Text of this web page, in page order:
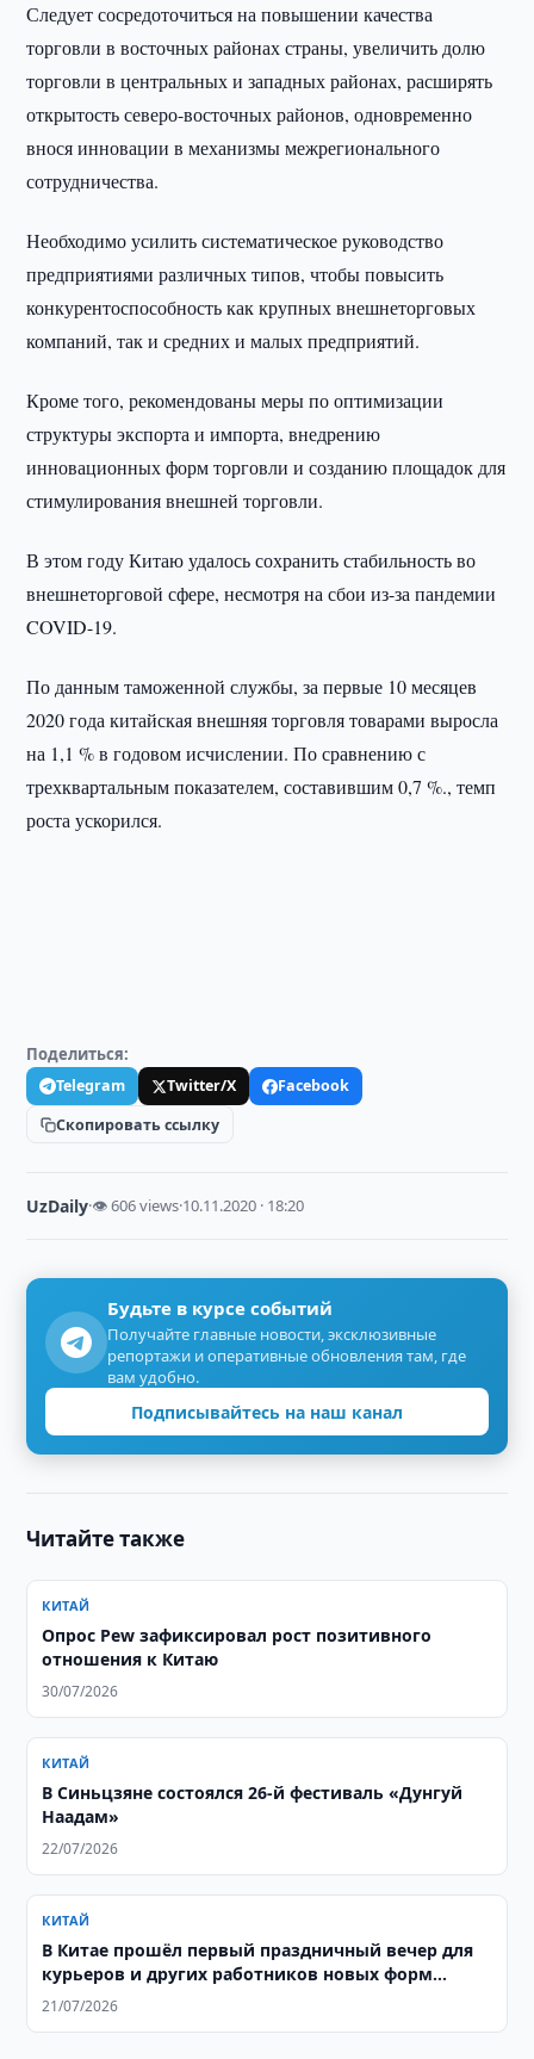
Следует сосредоточиться на повышении качества
торговли в восточных районах страны, увеличить долю
торговли в центральных и западных районах, расширять
открытость северо-восточных районов, одновременно
внося инновации в механизмы межрегионального
сотрудничества.
Необходимо усилить систематическое руководство
предприятиями различных типов, чтобы повысить
конкурентоспособность как крупных внешнеторговых
компаний, так и средних и малых предприятий.
Кроме того, рекомендованы меры по оптимизации
структуры экспорта и импорта, внедрению
инновационных форм торговли и созданию площадок для
стимулирования внешней торговли.
В этом году Китаю удалось сохранить стабильность во
внешнеторговой сфере, несмотря на сбои из-за пандемии
COVID-19.
По данным таможенной службы, за первые 10 месяцев
2020 года китайская внешняя торговля товарами выросла
на 1,1 % в годовом исчислении. По сравнению с
трехквартальным показателем, составившим 0,7 %., темп
роста ускорился.
Поделиться:
Telegram Twitter/X
Facebook
Скопировать ссылку
UzDaily·👁 606 views·10.11.2020 · 18:20
Будьте в курсе событий
Получайте главные новости, эксклюзивные
репортажи и оперативные обновления там, где
вам удобно.
Подписывайтесь на наш канал
Читайте также
КИТАЙ
Опрос Pew зафиксировал рост позитивного
отношения к Китаю
30/07/2026
КИТАЙ
В Синьцзяне состоялся 26-й фестиваль «Дунгуй
Наадам»
22/07/2026
КИТАЙ
В Китае прошёл первый праздничный вечер для
курьеров и других работников новых форм
занятости
21/07/2026